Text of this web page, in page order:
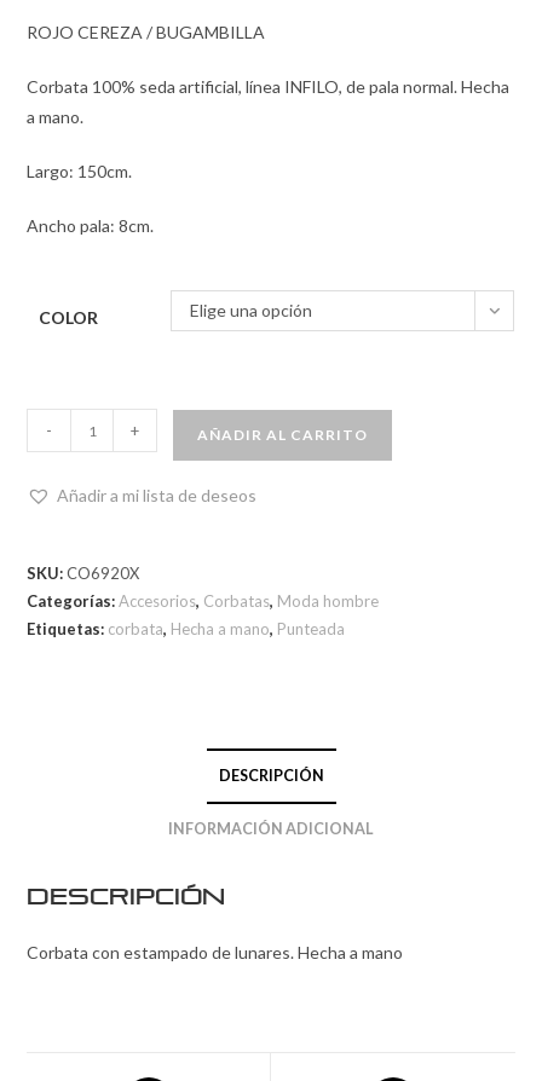
ROJO CEREZA / BUGAMBILLA
Corbata 100% seda artificial, línea INFILO, de pala normal. Hecha
a mano.
Largo: 150cm.
Ancho pala: 8cm.
COLOR Elige una opción
- + AÑADIR AL CARRITO
Añadir a mi lista de deseos
SKU:CO6920X
Categorías:Accesorios, Corbatas, Moda hombre
Etiquetas: corbata, Hecha a mano, Punteada
DESCRIPCIÓN
INFORMACIÓN ADICIONAL
Descripción
Corbata con estampado de lunares. Hecha a mano